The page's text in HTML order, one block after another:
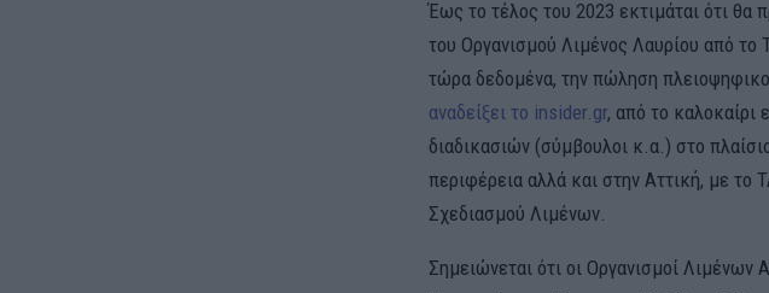
Έως το τέλος του 2023 εκτιμάται ότι θα
του Οργανισμού Λιμένος Λαυρίου από
τώρα δεδομένα, την πώληση
αναδείξει το insider.gr, από το καλοκαίρι
διαδικασιών (σύμβουλοι κ.α.) στο
περιφέρεια αλλά και στην Αττική, με
Σχεδιασμού Λιμένων.
Σημειώνεται ότι οι Οργανισμοί